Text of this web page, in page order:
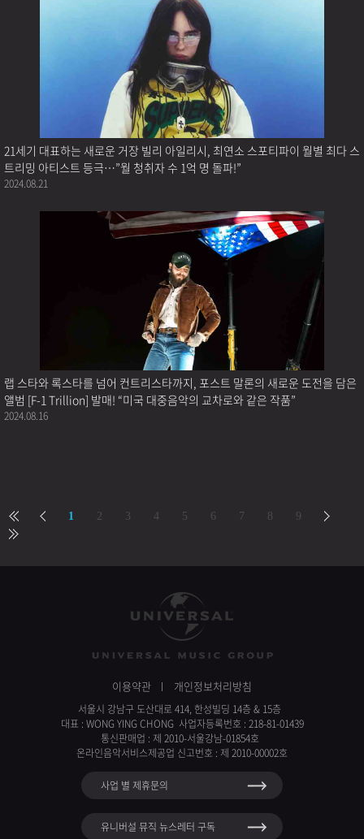
21세기 대표하는 새로운 거장 빌리 아일리시, 최연소 스포티파이 월별 최다 스
트리밍 아티스트 등극…”월 청취자 수 1억 명 돌파!”
2024.08.21
랩 스타와 록스타를 넘어 컨트리스타까지, 포스트 말론의 새로운 도전을 담은
앨범 [F-1 Trillion] 발매! “미국 대중음악의 교차로와 같은 작품”
2024.08.16
1 2 3 4 5 6 7 8 9
이용약관 개인정보처리방침
서울시 강남구 도산대로 414, 한성빌딩 14층 & 15층
대표 : WONG YING CHONG 사업자등록번호 : 218-81-01439
통신판매업 : 제 2010-서울강남-01854호
온라인음악서비스제공업 신고번호 : 제 2010-00002호
사업 별 제휴문의
유니버설 뮤직 뉴스레터 구독